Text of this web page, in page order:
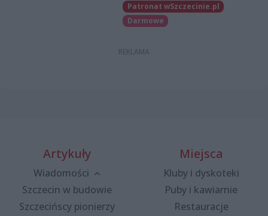
Patronat wSzczecinie.pl
Darmowe
Artykuły
Wiadomości
Szczecin w budowie
Szczecińscy pionierzy
Miejsca
Kluby i dyskoteki
Puby i kawiarnie
Restauracje